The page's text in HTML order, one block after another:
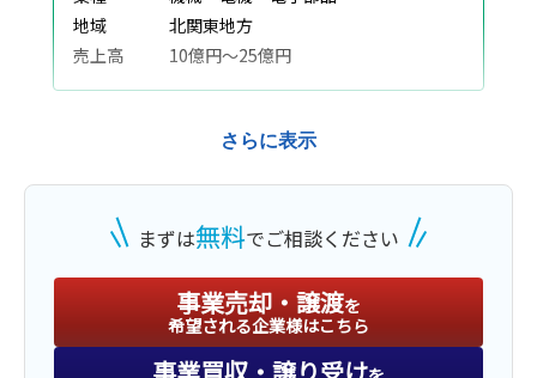
地域
北関東地方
売上高
10億円～25億円
地域密着型 広告制作会社
中部地方
1億円～2億5,000万円
さらに表示
まずは無料でご相談ください
事業売却・譲渡を
希望される企業様はこちら